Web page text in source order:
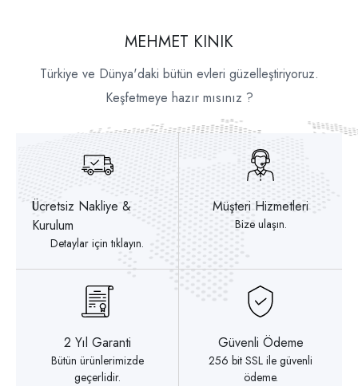
MEHMET KINIK
Türkiye ve Dünya'daki bütün evleri güzelleştiriyoruz.
Keşfetmeye hazır mısınız ?
Ücretsiz Nakliye &
Kurulum
Detaylar için tıklayın.
Müşteri Hizmetleri
Bize ulaşın.
2 Yıl Garanti
Bütün ürünlerimizde
geçerlidir.
Güvenli Ödeme
256 bit SSL ile güvenli
ödeme.